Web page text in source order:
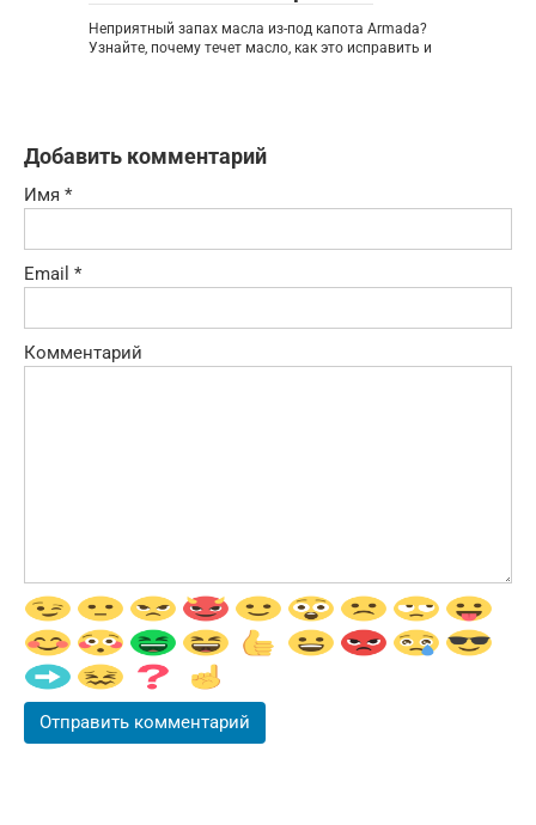
Неприятный запах масла из-под капота Armada?
Узнайте, почему течет масло, как это исправить и
Добавить комментарий
Имя *
Email *
Комментарий